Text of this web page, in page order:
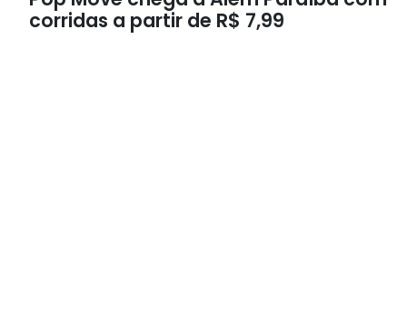
corridas a partir de R$ 7,99